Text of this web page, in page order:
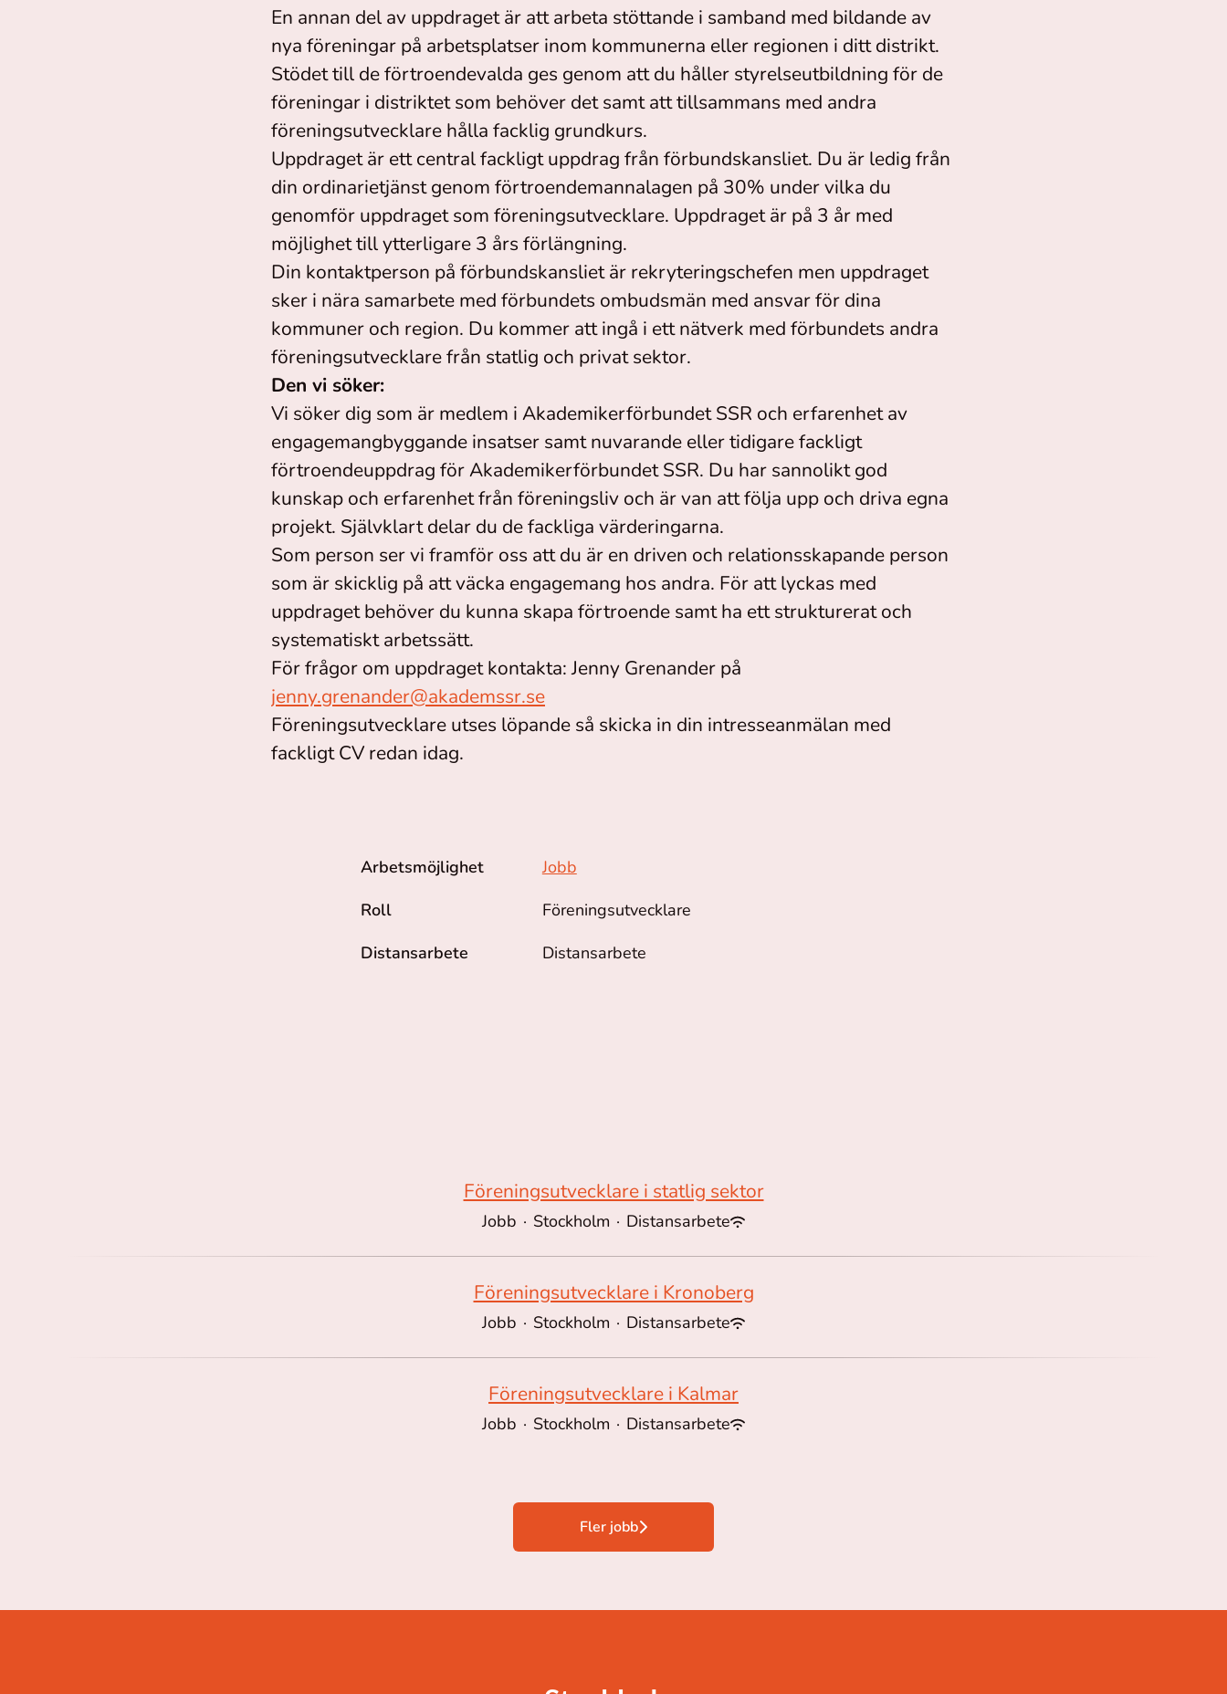
En annan del av uppdraget är att arbeta stöttande i samband med bildande av
nya föreningar på arbetsplatser inom kommunerna eller regionen i ditt distrikt.
Stödet till de förtroendevalda ges genom att du håller styrelseutbildning för de
föreningar i distriktet som behöver det samt att tillsammans med andra
föreningsutvecklare hålla facklig grundkurs.
Uppdraget är ett central fackligt uppdrag från förbundskansliet. Du är ledig från
din ordinarietjänst genom förtroendemannalagen på 30% under vilka du
genomför uppdraget som föreningsutvecklare. Uppdraget är på 3 år med
möjlighet till ytterligare 3 års förlängning.
Din kontaktperson på förbundskansliet är rekryteringschefen men uppdraget
sker i nära samarbete med förbundets ombudsmän med ansvar för dina
kommuner och region. Du kommer att ingå i ett nätverk med förbundets andra
föreningsutvecklare från statlig och privat sektor.
Den vi söker:
Vi söker dig som är medlem i Akademikerförbundet SSR och erfarenhet av
engagemangbyggande insatser samt nuvarande eller tidigare fackligt
förtroendeuppdrag för Akademikerförbundet SSR. Du har sannolikt god
kunskap och erfarenhet från föreningsliv och är van att följa upp och driva egna
projekt. Självklart delar du de fackliga värderingarna.
Som person ser vi framför oss att du är en driven och relationsskapande person
som är skicklig på att väcka engagemang hos andra. För att lyckas med
uppdraget behöver du kunna skapa förtroende samt ha ett strukturerat och
systematiskt arbetssätt.
För frågor om uppdraget kontakta: Jenny Grenander på
jenny.grenander@akademssr.se
Föreningsutvecklare utses löpande så skicka in din intresseanmälan med
fackligt CV redan idag.
Arbetsmöjlighet
Jobb
Roll
Föreningsutvecklare
Distansarbete
Distansarbete
Föreningsutvecklare i statlig sektor
Jobb · Stockholm · Distansarbete
Föreningsutvecklare i Kronoberg
Jobb · Stockholm · Distansarbete
Föreningsutvecklare i Kalmar
Jobb · Stockholm · Distansarbete
Fler jobb